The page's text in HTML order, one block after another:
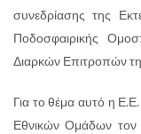
συνεδρίασης της
Ποδοσφαιρικής
Διαρκών Επιτροπών
Για το θέμα αυτό η
Εθνικών Ομάδων τον